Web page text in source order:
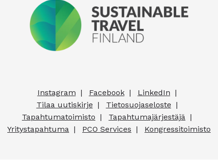
Instagram Facebook
LinkedIn
Tilaa uutiskirje
Tietosuojaseloste
Tapahtumatoimisto
Tapahtumajärjestäjä
Yritystapahtuma
PCO Services Kongressitoimisto